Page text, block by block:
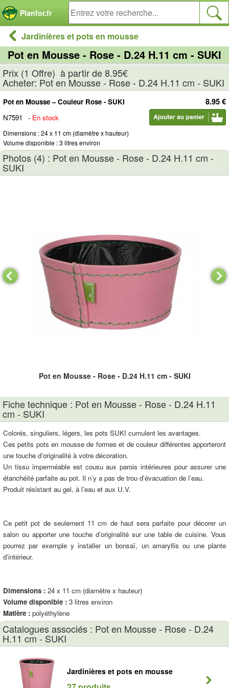
Planfor.fr
Jardinières et pots en mousse
Pot en Mousse - Rose - D.24 H.11 cm - SUKI
Prix (1 Offre) à partir de 8.95€
Acheter: Pot en Mousse - Rose - D.24 H.11 cm - SUKI
8.95 €
Pot en Mousse – Couleur Rose - SUKI
N7591
- En stock
Dimensions : 24 x 11 cm (diamètre x hauteur)
Volume disponible : 3 litres environ
Photos (4) : Pot en Mousse - Rose - D.24 H.11 cm -
SUKI
Pot en Mousse - Rose - D.24 H.11 cm - SUKI
Fiche technique : Pot en Mousse - Rose - D.24 H.11
cm - SUKI
Colorés, singuliers, légers, les pots SUKI cumulent les avantages.
Ces petits pots en mousse de formes et de couleur différentes apporteront
une touche d’originalité à votre décoration.
Un tissu imperméable est cousu aux parois intérieures pour assurer une
étanchéité parfaite au pot. Il n’y a pas de trou d’évacuation de l’eau.
Produit résistant au gel, à l’eau et aux U.V.
Ce petit pot de seulement 11 cm de haut sera parfaite pour décorer un
salon ou apporter une touche d’originalité sur une table de cuisine. Vous
pourrez par exemple y installer un bonsaï, un amaryllis ou une plante
d’intérieur.
Dimensions : 24 x 11 cm (diamètre x hauteur)
Volume disponible : 3 litres environ
Matière : polyéthylène
Catalogues associés : Pot en Mousse - Rose - D.24
H.11 cm - SUKI
Jardinières et pots en mousse
Panneau de gestion des cookies